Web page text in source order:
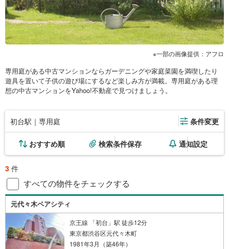
一部の画像提供：アフロ
専用庭がある中古マンションならガーデニングや家庭菜園を満喫したり
遊具を置いて子供の遊び場にするなど楽しみ方が満載。専用庭がある理
想の中古マンションをYahoo!不動産で見つけましょう。
初台駅｜専用庭 条件変更
おすすめ順 検索条件保存 通知設定
3 件
すべての物件をチェックする
元代々木ペアシティ
京王線 「初台」駅 徒歩12分
東京都渋谷区元代々木町
1981年3月（築46年）